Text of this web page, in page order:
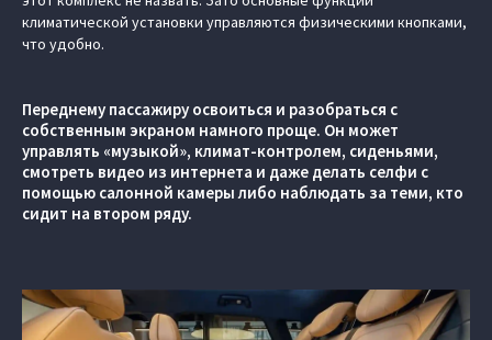
климатической установки управляются физическими кнопками,
что удобно.
Переднему пассажиру освоиться и разобраться с
собственным экраном намного проще. Он может
управлять «музыкой», климат-контролем, сиденьями,
смотреть видео из интернета и даже делать селфи с
помощью салонной камеры либо наблюдать за теми, кто
сидит на втором ряду.